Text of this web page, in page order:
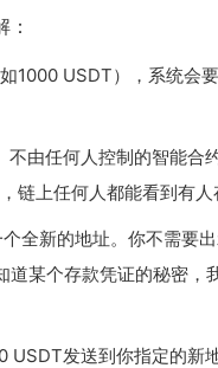
1000 USDT），系统
由任何人控制的智能合
链上任何人都能看到有人
全新的地址。你不需要
道某个存款凭证的秘密
USDT发送到你指定的新